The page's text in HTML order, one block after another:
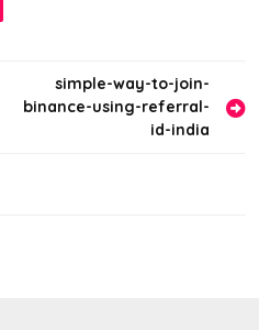
simple-way-to-join-
binance-using-referral-
id-india